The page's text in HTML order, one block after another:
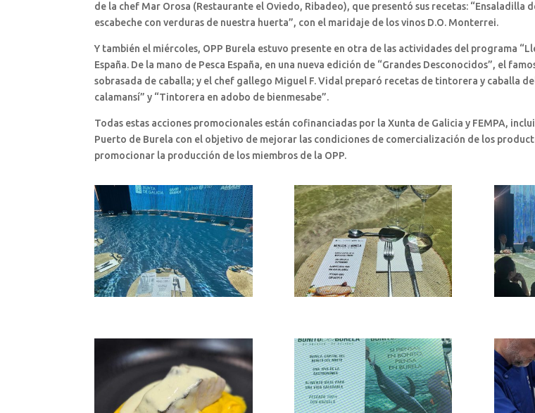
de la chef Mar Orosa (Restaurante el Oviedo, Ribadeo), que presentó sus recetas: “Ensaladilla
escabeche con verduras de nuestra huerta”, con el maridaje de los vinos D.O. Monterrei.
Y también el miércoles, OPP Burela estuvo presente en otra de las actividades del programa
España. De la mano de Pesca España, en una nueva edición de “Grandes Desconocidos”, el
sobrasada de caballa; y el chef gallego Miguel F. Vidal preparó recetas de tintorera y caballa
calamansí” y “Tintorera en adobo de bienmesabe”.
Todas estas acciones promocionales están cofinanciadas por la Xunta de Galicia y FEMPA,
Puerto de Burela con el objetivo de mejorar las condiciones de comercialización de los
promocionar la producción de los miembros de la OPP.